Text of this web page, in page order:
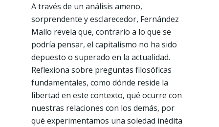
A través de un análisis ameno,
sorprendente y esclarecedor, Fernández
Mallo revela que, contrario a lo que se
podría pensar, el capitalismo no ha sido
depuesto o superado en la actualidad.
Reflexiona sobre preguntas filosóficas
fundamentales, como dónde reside la
libertad en este contexto, qué ocurre con
nuestras relaciones con los demás, por
qué experimentamos una soledad inédita